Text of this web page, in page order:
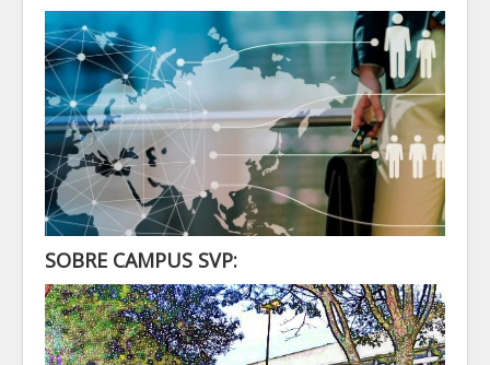
CONTATO
LOGIN
SOBRE CAMPUS SVP: